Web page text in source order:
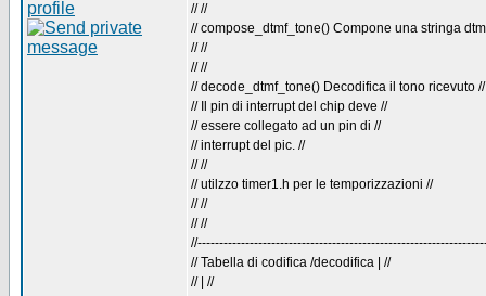
// //
// compose_dtmf_tone() Compone una stringa
// //
// //
// decode_dtmf_tone() Decodifica il tono ricevuto //
// Il pin di interrupt del chip deve //
// essere collegato ad un pin di //
// interrupt del pic. //
// //
// utilzzo timer1.h per le temporizzazioni //
// //
// //
// Tabella di codifica /decodifica | //
// | //